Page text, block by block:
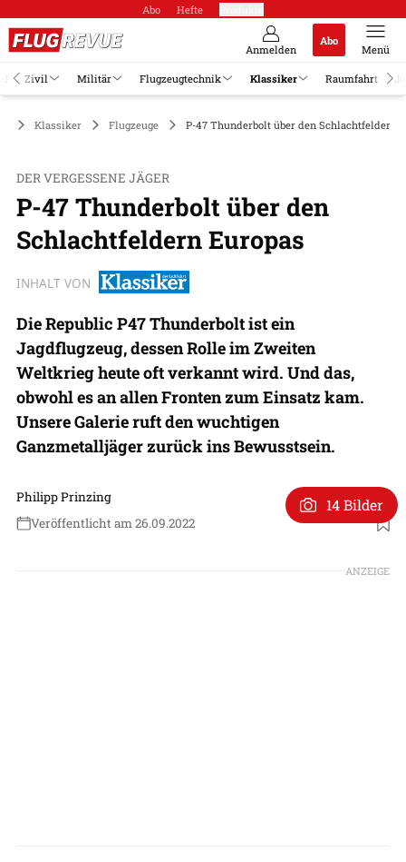
Abo Hefte
Anmelden
Abo
Menü
Zivil Militär Flugzeugtechnik Klassiker Raumfahrt
Klassiker Flugzeuge P-47 Thunderbolt über den Schlachtfeldern
DER VERGESSENE JÄGER
P-47 Thunderbolt über den
Schlachtfeldern Europas
INHALT VON
Die Republic P47 Thunderbolt ist ein
Jagdflugzeug, dessen Rolle im Zweiten
Weltkrieg heute oft verkannt wird. Und das,
obwohl es an allen Fronten zum Einsatz kam.
Unsere Galerie ruft den wuchtigen
Ganzmetalljäger zurück ins Bewusstsein.
Philipp Prinzing
Veröffentlicht am 26.09.2022
Foto: USAF Archive
14 Bilder
ANZEIGE